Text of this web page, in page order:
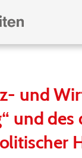
und
und